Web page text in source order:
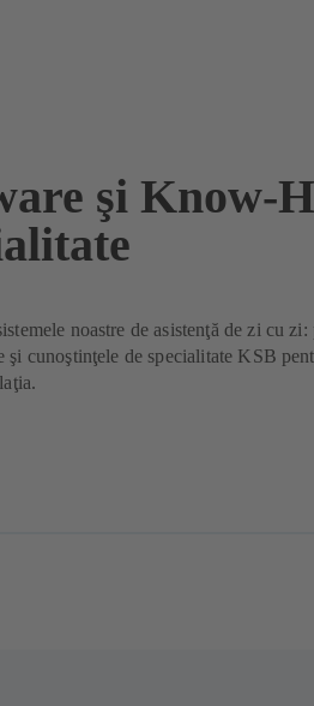
şi Know-
noastre de asistenţă de zi cu
şi cunoştinţele de specialitate KSB